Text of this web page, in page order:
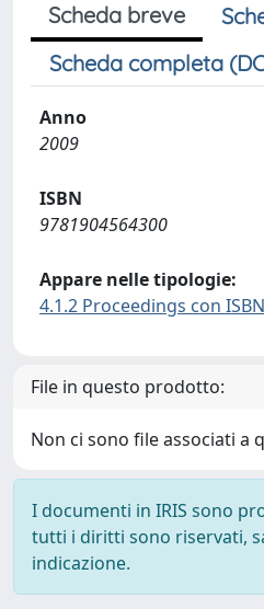
Scheda breve
Scheda completa
Anno
2009
ISBN
9781904564300
Appare nelle tipologie:
4.1.2 Proceedings con ISBN
File in questo prodotto:
Non ci sono file associati a
I documenti in IRIS sono
tutti i diritti sono riservati,
indicazione.